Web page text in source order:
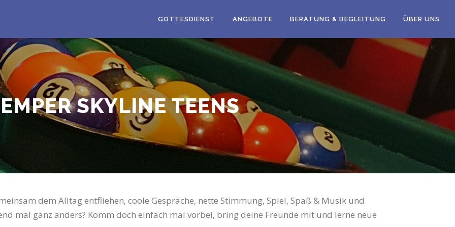
GOTTESDIENST ANGEBOTE BERATUNG & BEGLEITUNG ÜBER UNS
SKYLINE TEENS
dem Alltag entfliehen, coole Gespräche, nette Stimmung, Spiel, Spaß & Musik und
mal ganz anders? Komm doch einfach mal vorbei, bring deine Freunde mit und lerne neue